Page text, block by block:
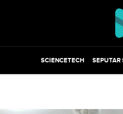
SCIENCETECH SEPUTAR